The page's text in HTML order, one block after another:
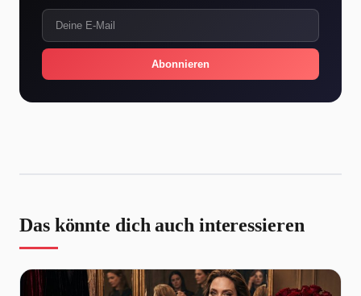
Abonnieren
Das könnte dich auch interessieren